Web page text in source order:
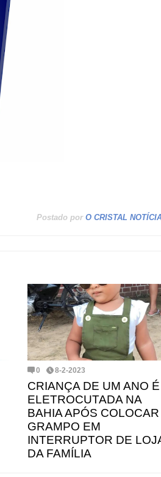
Postado por O CRISTAL
0 8-2-2023
CRIANÇA DE UM ANO É
ELETROCUTADA NA
BAHIA APÓS COLOCAR
GRAMPO EM
INTERRUPTOR DE
DA FAMÍLIA